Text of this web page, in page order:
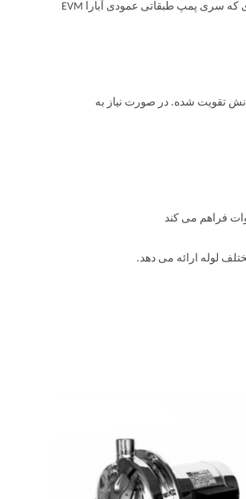
نوآوری و تحقیقاتی که از ویژگی‌های EBARA Pumps هستند را می‌توان در پروانه‌ی Shurricane® یافت، قطعه‌ای که سری پمپ طبقاتی عمودی آبارا EVM
رانش تقویت شده. در صورت نیاز به